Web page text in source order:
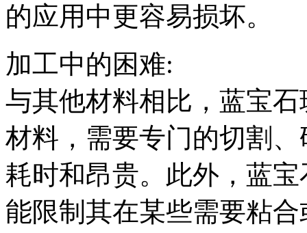
的应用中更容易损坏。
加工中的困难:
与其他材料相比，蓝宝
材料，需要专门的切割
耗时和昂贵。此外，蓝
能限制其在某些需要粘